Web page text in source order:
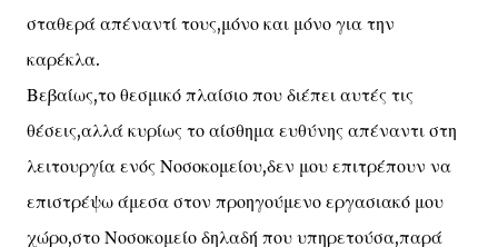
σταθερά απέναντί τους,μόνο και μόνο για την
καρέκλα.
Βεβαίως,το θεσμικό πλαίσιο που διέπει αυτές τις
θέσεις,αλλά κυρίως το αίσθημα ευθύνης απέναντι στη
λειτουργία ενός Νοσοκομείου,δεν μου επιτρέπουν να
επιστρέψω άμεσα στον προηγούμενο εργασιακό μου
χώρο,στο Νοσοκομείο δηλαδή που υπηρετούσα,παρά